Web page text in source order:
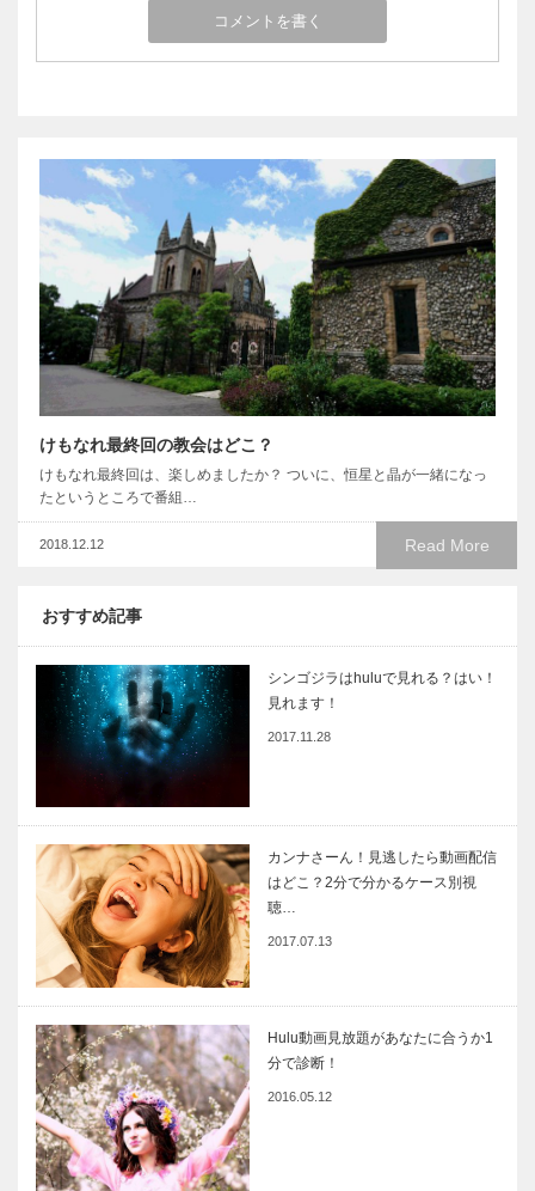
けもなれ最終回の教会はどこ？
けもなれ最終回は、楽しめましたか？ ついに、恒星と晶が一緒になっ
たというところで番組…
Read More
2018.12.12
おすすめ記事
シンゴジラはhuluで見れる？はい！
見れます！
2017.11.28
カンナさーん！見逃したら動画配信
はどこ？2分で分かるケース別視
聴…
2017.07.13
Hulu動画見放題があなたに合うか1
分で診断！
2016.05.12